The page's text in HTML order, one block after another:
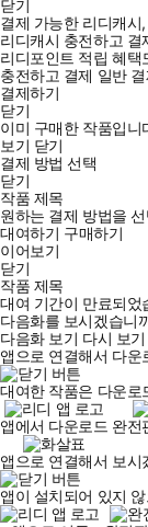
닫기
결제 가능한 리디캐시
리디캐시 충전하고
리디포인트 적립 혜택
충전하고 결제 일반 결
결제하기
닫기
이미 구매한 작품입니
보기 닫기
결제 방법 선택
닫기
작품 제목
원하는 결제 방법을
대여하기 구매하기
이어보기
닫기
작품 제목
대여 기간이 만료되었
다음화를 보시겠습니
다음화 보기 다시 보기
앱으로 연결해서 다운
대여한 작품은 다운로
앱에서 다운로드 완전
앱으로 연결해서 보시
앱이 설치되어 있지